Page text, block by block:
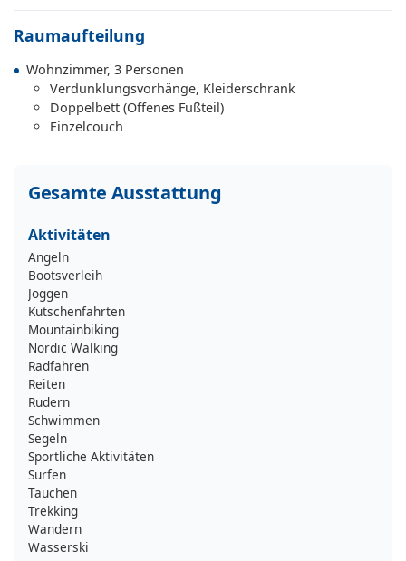
Raumaufteilung
Wohnzimmer, 3 Personen
Verdunklungsvorhänge, Kleiderschrank
Doppelbett (Offenes Fußteil)
Einzelcouch
Gesamte Ausstattung
Aktivitäten
Angeln
Bootsverleih
Joggen
Kutschenfahrten
Mountainbiking
Nordic Walking
Radfahren
Reiten
Rudern
Schwimmen
Segeln
Sportliche Aktivitäten
Surfen
Tauchen
Trekking
Wandern
Wasserski